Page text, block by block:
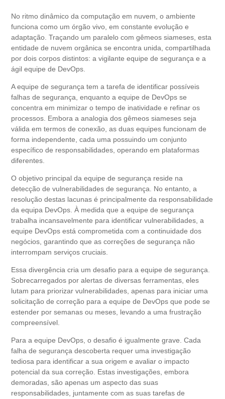
No ritmo dinâmico da computação em nuvem, o ambiente
funciona como um órgão vivo, em constante evolução e
adaptação. Traçando um paralelo com gêmeos siameses, esta
entidade de nuvem orgânica se encontra unida, compartilhada
por dois corpos distintos: a vigilante equipe de segurança e a
ágil equipe de DevOps.
A equipe de segurança tem a tarefa de identificar possíveis
falhas de segurança, enquanto a equipe de DevOps se
concentra em minimizar o tempo de inatividade e refinar os
processos. Embora a analogia dos gêmeos siameses seja
válida em termos de conexão, as duas equipes funcionam de
forma independente, cada uma possuindo um conjunto
específico de responsabilidades, operando em plataformas
diferentes.
O objetivo principal da equipe de segurança reside na
detecção de vulnerabilidades de segurança. No entanto, a
resolução destas lacunas é principalmente da responsabilidade
da equipa DevOps. À medida que a equipe de segurança
trabalha incansavelmente para identificar vulnerabilidades, a
equipe DevOps está comprometida com a continuidade dos
negócios, garantindo que as correções de segurança não
interrompam serviços cruciais.
Essa divergência cria um desafio para a equipe de segurança.
Sobrecarregados por alertas de diversas ferramentas, eles
lutam para priorizar vulnerabilidades, apenas para iniciar uma
solicitação de correção para a equipe de DevOps que pode se
estender por semanas ou meses, levando a uma frustração
compreensível.
Para a equipe DevOps, o desafio é igualmente grave. Cada
falha de segurança descoberta requer uma investigação
tediosa para identificar a sua origem e avaliar o impacto
potencial da sua correção. Estas investigações, embora
demoradas, são apenas um aspecto das suas
responsabilidades, juntamente com as suas tarefas de